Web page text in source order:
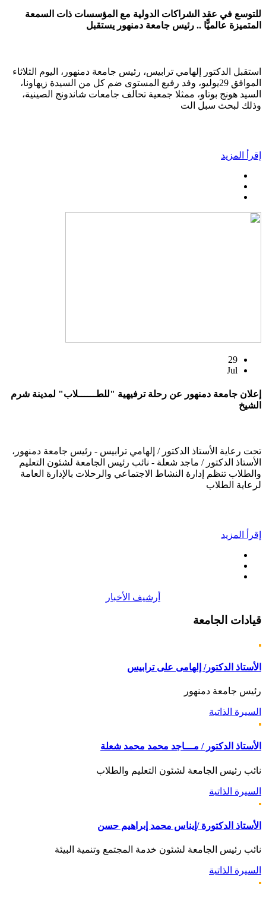
للتوسع في عقد الشراكات الدولية مع المؤسسات ذات السمعة
المتميزة عالميًّا .. رئيس جامعة دمنهور يستقبل
استقبل الدكتور إلهامي ترابيس، رئيس جامعة دمنهور، اليوم الثلاثاء
الموافق 29يوليو، وفد رفيع المستوى ضم كل من السيدة زيهاونا،
السيد هونج بوتاو، ممثلا جمعية تحالف جامعات شاندونج الصينية،
وذلك لبحث سبل الت
إقرأ المزيد
29
Jul
إعلان جامعة دمنهور عن رحلة ترفيهية "للطــــــلاب" لمدينة شرم
الشيخ
تحت رعاية الأستاذ الدكتور / إلهامي ترابيس - رئيس جامعة دمنهور،
الأستاذ الدكتور / ماجد شعلة - نائب رئيس الجامعة لشئون التعليم
والطلاب تنظم إدارة النشاط الاجتماعي والرحلات بالإدارة العامة
لرعاية الطلاب
إقرأ المزيد
أرشيف الأخبار
قيادات الجامعة
الأستاذ الدكتور/ إلهامى على ترابيس
رئيس جامعة دمنهور
السيرة الذاتية
الأستاذ الدكتور / مـــاجد محمد محمد شعلة
نائب رئيس الجامعة لشئون التعليم والطلاب
السيرة الذاتية
الأستاذ الدكتورة /إيناس محمد إبراهيم حسن
نائب رئيس الجامعة لشئون خدمة المجتمع وتنمية البيئة
السيرة الذاتية